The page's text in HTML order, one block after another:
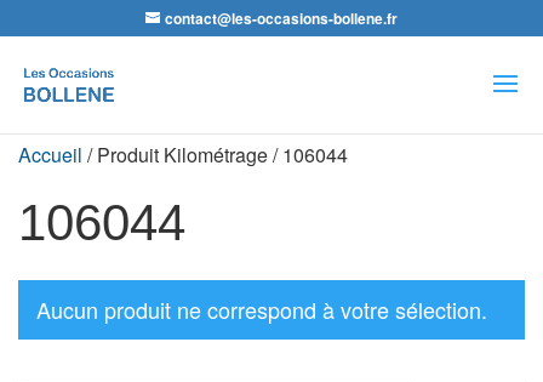
contact@les-occasions-bollene.fr
de
produits
Accueil / Produit Kilométrage / 106044
106044
Aucun produit ne correspond à votre sélection.